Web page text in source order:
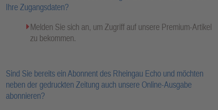
Ihre Zugangsdaten?
Melden Sie sich an, um Zugriff auf unsere Premium-Artikel
zu bekommen.
Sind Sie bereits ein Abonnent des Rheingau Echo und möchten
neben der gedruckten Zeitung auch unsere Online-Ausgabe
abonnieren?